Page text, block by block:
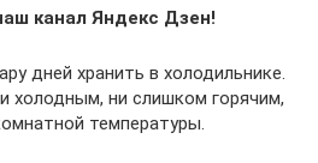
канал Яндекс Дзен!
дней хранить в холодильнике.
холодным, ни слишком горячим,
температуры.